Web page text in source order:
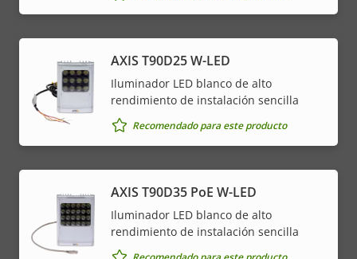
AXIS T90D25 W-LED
Iluminador LED blanco de alto
rendimiento de instalación sencilla
Recomendado para este producto
AXIS T90D35 PoE W-LED
Iluminador LED blanco de alto
rendimiento de instalación sencilla